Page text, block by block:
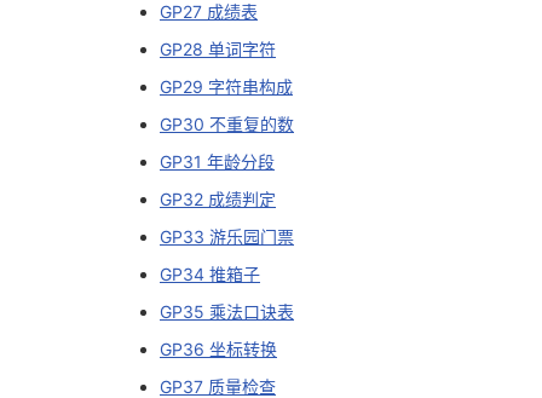
GP27 成绩表
GP28 单词字符
GP29 字符串构成
GP30 不重复的数
GP31 年龄分段
GP32 成绩判定
GP33 游乐园门票
GP34 推箱子
GP35 乘法口诀表
GP36 坐标转换
GP37 质量检查